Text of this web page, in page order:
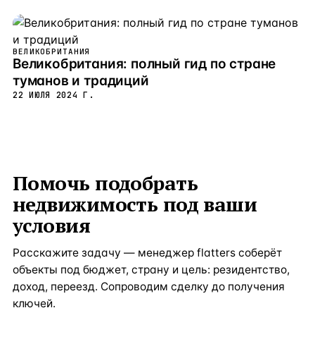
ВЕЛИКОБРИТАНИЯ
Великобритания: полный гид по стране
туманов и традиций
22 ИЮЛЯ 2024 Г.
Помочь подобрать
недвижимость под ваши
условия
Расскажите задачу — менеджер flatters соберёт
объекты под бюджет, страну и цель: резидентство,
доход, переезд. Сопроводим сделку до получения
ключей.